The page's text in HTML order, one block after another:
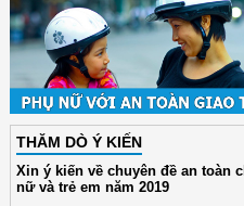
THĂM DÒ Ý KIẾN
Xin ý kiến về chuyên đề an toàn
nữ và trẻ em năm 2019